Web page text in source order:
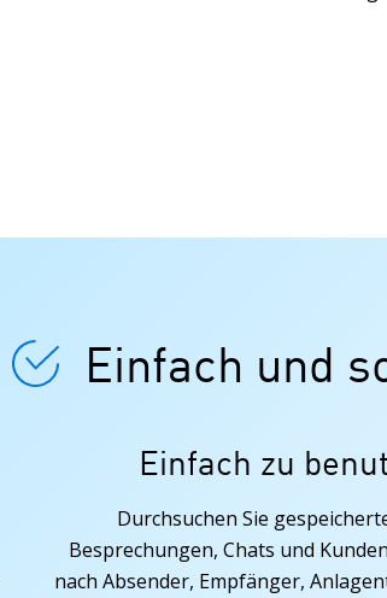
Einfach und
Einfach zu
Durchsuchen Sie
Besprechungen, Chats und
nach Absender, Empfänger,